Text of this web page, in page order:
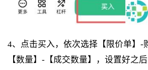
4、点击买入，依次选择【限价单】-
【数量】-【成交数量】，设置好之